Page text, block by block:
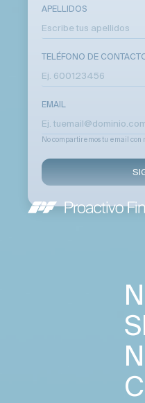
APELLIDOS
TELÉFONO DE
EMAIL
No compartiremos tu email con